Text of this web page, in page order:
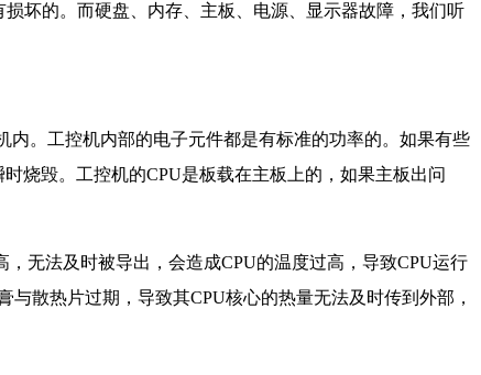
坏的。而硬盘、内存、主板、电源、显示器故障，我们听
。工控机内部的电子元件都是有标准的功率的。如果有些
烧毁。工控机的CPU是板载在主板上的，如果主板出问
无法及时被导出，会造成CPU的温度过高，导致CPU运行
散热片过期，导致其CPU核心的热量无法及时传到外部，